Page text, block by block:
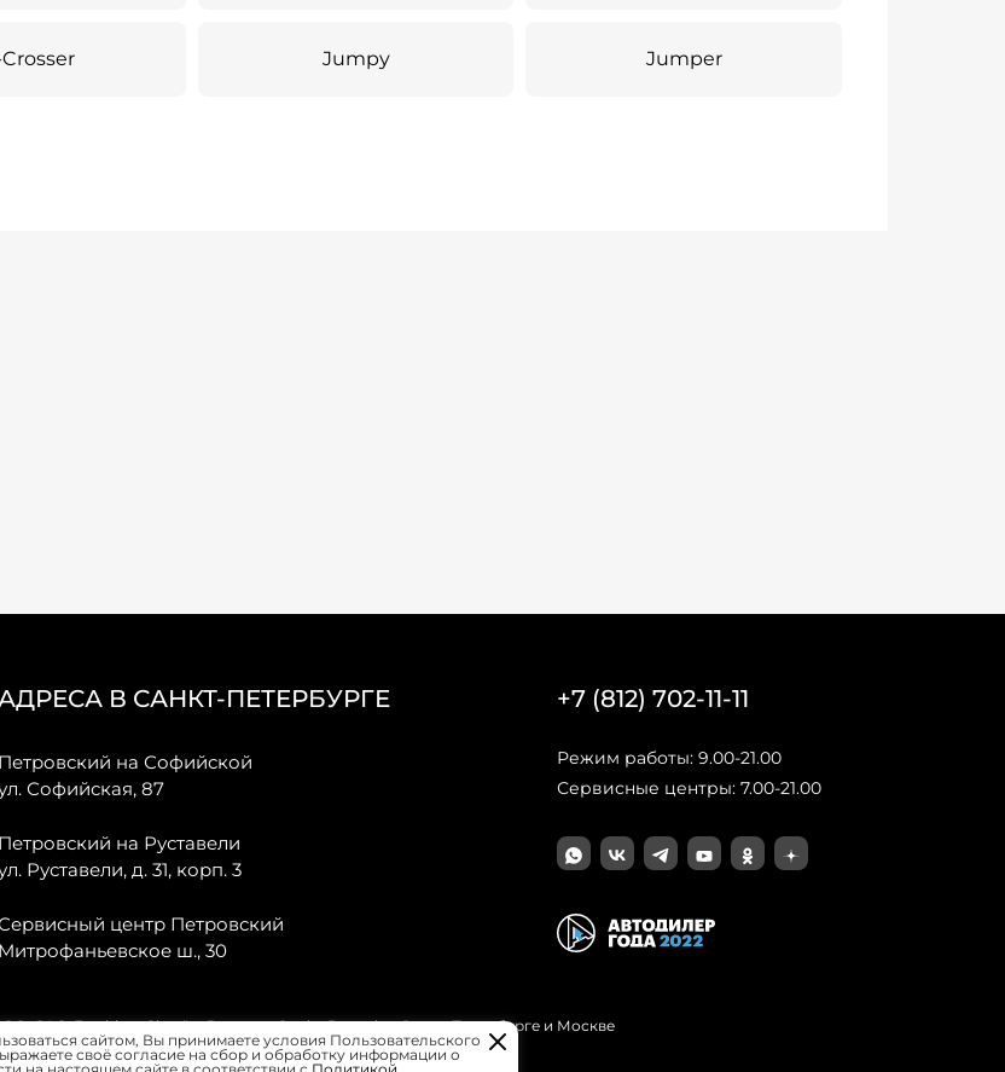
Jumpy Jumper
В САНКТ-ПЕТЕРБУРГЕ
Петровский на Софийской
Софийская, 87
Петровский на Руставели
Руставели, д. 31, корп. 3
центр Петровский
Митрофаньевское ш., 30
+7 (812) 702-11-11
Режим работы: 9.00-21.00
Сервисные центры: 7.00-21.00
GAC, Forthing, Citroёn, Peugeot, Opel и Renault в Санкт-Петербурге и Москве
сайтом, Вы принимаете условия Пользовательского
своё согласие на сбор и обработку информации о